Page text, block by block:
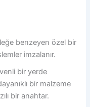
benzeyen özel bir
imzalanır.
bir yerde
bir malzeme
bir anahtar.